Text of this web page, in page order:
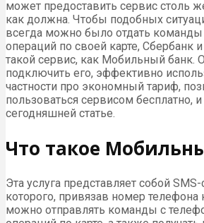
может предоставить сервис столь
как должна. Чтобы подобных
всегда можно было отдать
операций по своей карте, Сбербанк
такой сервис, как Мобильный банк.
подключить его, эффективно
частности про экономный тариф,
пользоваться сервисом бесплатно,
сегодняшней статье.
Что такое
Эта услуга представляет собой
которого, привязав номер телефона
можно отправлять команды с